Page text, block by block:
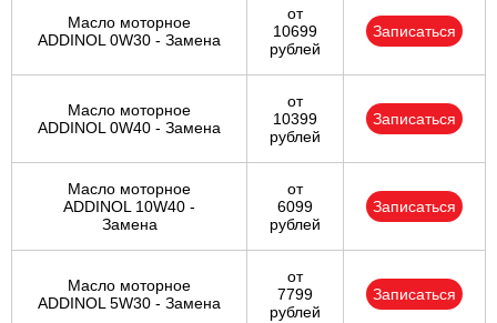
Масло моторное
ADDINOL 0W30 - Замена
от
10699
рублей
Записаться
Масло моторное
ADDINOL 0W40 - Замена
от
10399
рублей
Записаться
Масло моторное
ADDINOL 10W40 -
Замена
от
6099
рублей
Записаться
Масло моторное
ADDINOL 5W30 - Замена
от
7799
рублей
Записаться